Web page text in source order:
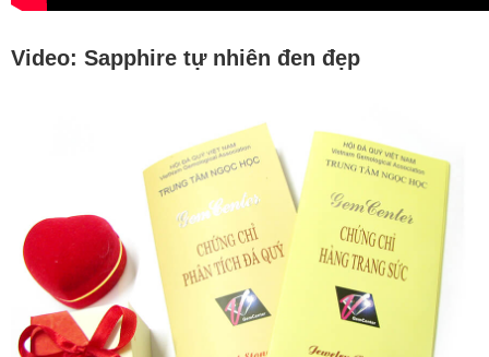
Video: Sapphire tự nhiên đen đẹp